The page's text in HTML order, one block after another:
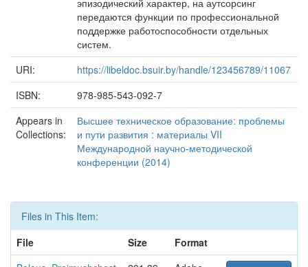
эпизодический характер, на аутсорсинг
передаются функции по профессиональной
поддержке работоспособности отдельных
систем.
URI:
https://libeldoc.bsuir.by/handle/123456789/11067
ISBN:
978-985-543-092-7
Appears in
Collections:
Высшее техническое образование: проблемы
и пути развития : материалы VII
Международной научно-методической
конференции (2014)
Files in This Item:
File
Size
Format